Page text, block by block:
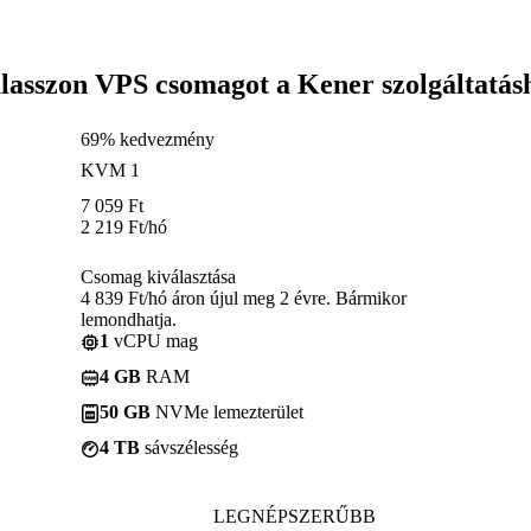
VPS csomagot a Kener
69% kedvezmény
KVM 1
7 059 Ft
2 219 Ft/hó
Csomag kiválasztása
4 839 Ft/hó áron újul meg 2 évre. Bármikor
lemondhatja.
1 vCPU mag
4 GB RAM
50 GB NVMe lemezterület
4 TB sávszélesség
LEGNÉPSZERŰBB